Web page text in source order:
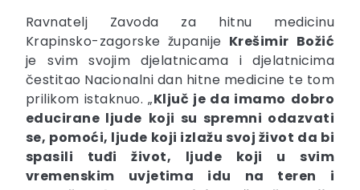
Ravnatelj Zavoda za hitnu medicinu
Krapinsko-zagorske županije Krešimir Božić
je svim svojim djelatnicama i djelatnicima
čestitao Nacionalni dan hitne medicine te tom
prilikom istaknuo. „Ključ je da imamo dobro
educirane ljude koji su spremni odazvati
se, pomoći, ljude koji izlažu svoj život da bi
spasili tuđi život, ljude koji u svim
vremenskim uvjetima idu na teren i